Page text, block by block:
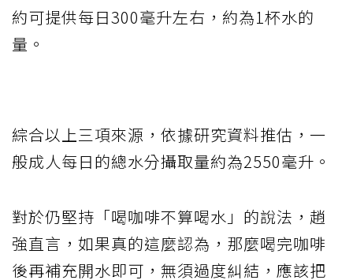
約可提供每日300毫升左右，約為1杯水的
量。
綜合以上三項來源，依據研究資料推估，一
般成人每日的總水分攝取量約為2550毫升。
對於仍堅持「喝咖啡不算喝水」的說法，趙
強直言，如果真的這麼認為，那麼喝完咖啡
後再補充開水即可，無須過度糾結，應該把